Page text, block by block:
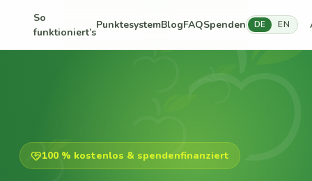
So
funktioniert’s
PunktesystemBlogFAQSpenden DE EN
100 % kostenlos & spendenfinanziert